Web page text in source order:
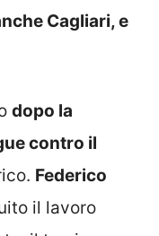
Cagliari, e
dopo la
contro il
Federico
il lavoro